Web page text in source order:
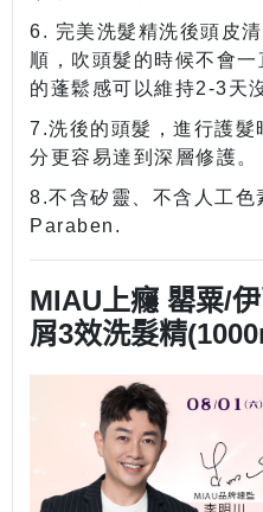
6. 完美洗髮精洗後頭皮
順，吹頭髮的時候不會
的蓬鬆感可以維持2-3天
7.洗後的頭髮，進行護髮
分更容易達到深層修護。
8.不含矽靈、不含人工色
Paraben.
MIAU上癮 罌粟/
屑3效洗髮精